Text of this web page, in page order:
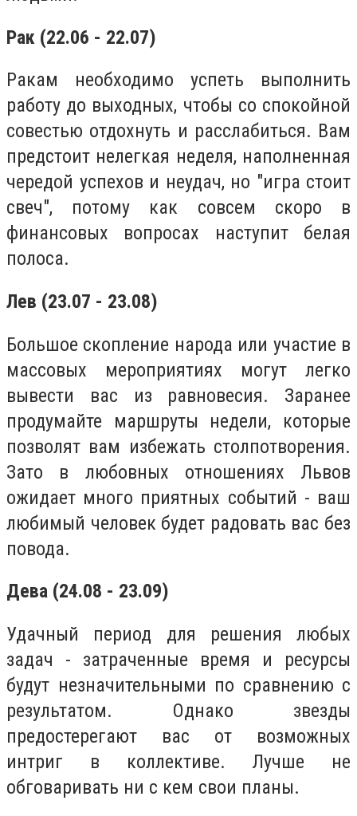
Рак (22.06 - 22.07)
Ракам необходимо успеть выполнить
работу до выходных, чтобы со спокойной
совестью отдохнуть и расслабиться. Вам
предстоит нелегкая неделя, наполненная
чередой успехов и неудач, но "игра стоит
свеч", потому как совсем скоро в
финансовых вопросах наступит белая
полоса.
Лев (23.07 - 23.08)
Большое скопление народа или участие в
массовых мероприятиях могут легко
вывести вас из равновесия. Заранее
продумайте маршруты недели, которые
позволят вам избежать столпотворения.
Зато в любовных отношениях Львов
ожидает много приятных событий - ваш
любимый человек будет радовать вас без
повода.
Дева (24.08 - 23.09)
Удачный период для решения любых
задач - затраченные время и ресурсы
будут незначительными по сравнению с
результатом. Однако звезды
предостерегают вас от возможных
интриг в коллективе. Лучше не
обговаривать ни с кем свои планы.